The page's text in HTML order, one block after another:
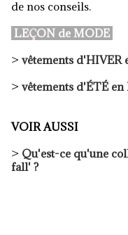
de nos conseils.
LEÇON de MODE
> vêtements d'HIVER
> vêtements d'ÉTÉen
VOIR AUSSI
> Qu'est-ce qu'une
fall' ?